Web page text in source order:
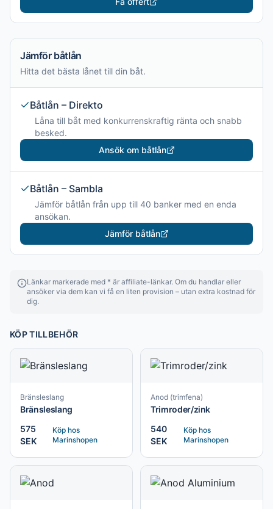
Jämför båtlån
Hitta det bästa lånet till din båt.
Båtlån – Direkto
Låna till båt med konkurrenskraftig ränta och snabb
besked.
Ansök om båtlån
Båtlån – Sambla
Jämför båtlån från upp till 40 banker med en enda
ansökan.
Jämför båtlån
Länkar markerade med * är affiliate-länkar. Om du handlar eller
ansöker via dem kan vi få en liten provision – utan extra kostnad för
dig.
KÖP TILLBEHÖR
Bränsleslang
Bränsleslang
575
SEK
Köp hos
Marinshopen
Anod (trimfena)
Trimroder/zink
540
SEK
Köp hos
Marinshopen